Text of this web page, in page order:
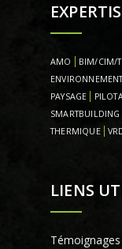
AMO BIM/CIM/
PAYSAGE
SMARTBUILDING
THERMIQUE
LIENS
Témoignages